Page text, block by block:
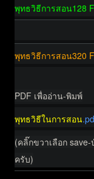
l
o
d
w
l
d
พุทธวิธีการสอน128
l
o
a
พุทธวิธีการสอน320
PDF เพื่ออ่าน-พิมพ์
พุทธวิธีในการสอน
(คลิ๊กขวาเลือก
ครับ)